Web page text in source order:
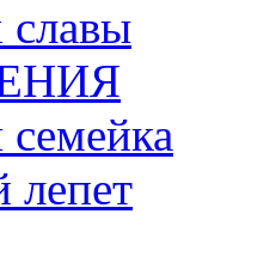
славы
семейка
лепет